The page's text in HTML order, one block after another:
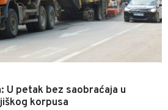
U petak bez saobraćaja u
korpusa